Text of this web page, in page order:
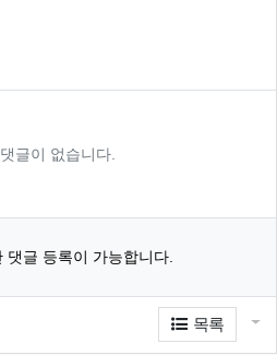
글이 없습니다.
댓글 등록이 가능합니다.
목록 게